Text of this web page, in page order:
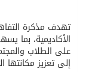
تهدف مذكرة
الأكاديمية، بما
على الطلاب
إلى تعزيز مكانتها